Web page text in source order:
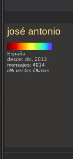
josé antonio
España
desde: dic, 2013
mensajes: 4914
clik ver los últimos